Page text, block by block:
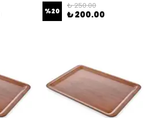
%20
₺ 250.00
₺ 200.00